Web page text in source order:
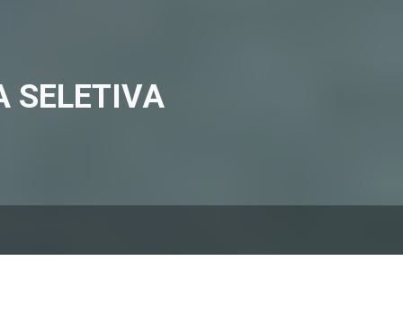
SELETIVA